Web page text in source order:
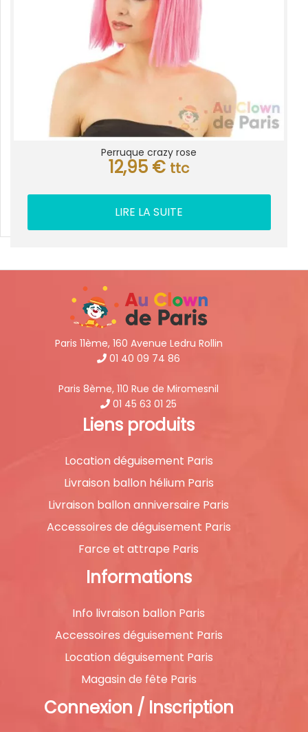
Perruque crazy rose
12,95 € ttc
LIRE LA SUITE
Paris 11ème, 160 Avenue Ledru Rollin
01 40 09 74 86
Paris 8ème, 110 Rue de Miromesnil
01 45 63 01 25
Liens produits
Location déguisement Paris
Livraison ballon hélium Paris
Livraison ballon anniversaire Paris
Accessoires de déguisement Paris
Farce et attrape Paris
Informations
Info livraison ballon Paris
Accessoires déguisement Paris
Location déguisement Paris
Magasin de fête Paris
Connexion / Inscription